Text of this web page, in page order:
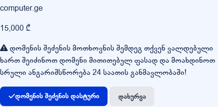
computer.ge
15,000 ₾
დომენის შეძენის მოთხოვნის შემდეგ თქვენ ვალდებული
ხართ შეიძინოთ დომენი მითითებულ ფასად და მოახდინოთ
სრული ანგარიშსწორება 24 საათის განმავლობაში!
დომენის შეძენის დასტური დახურვა